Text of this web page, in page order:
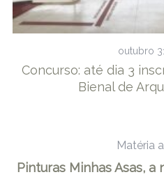
outubro
Concurso: até dia 3
Bienal de
Matéria
Pinturas Minhas Asas, a